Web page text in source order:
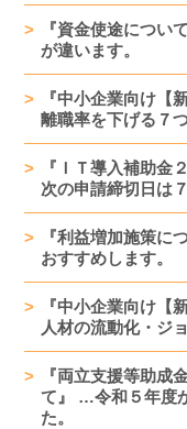
『資金使途につ
が違います。
『中小企業向け【
離職率を下げる７
『ＩＴ導入補助金
次の申請締切日は
『利益増加施策に
おすすめします。
『中小企業向け【
人材の流動化・ジ
『両立支援等助成
て』 …令和５年度
た。